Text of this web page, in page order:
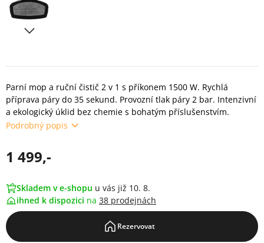
Parní mop a ruční čistič 2 v 1 s příkonem 1500 W. Rychlá
příprava páry do 35 sekund. Provozní tlak páry 2 bar. Intenzivní
a ekologický úklid bez chemie s bohatým příslušenstvím.
Podrobný popis
1 499,-
Skladem v e-shopu u vás již 10. 8.
ihned k dispozici na 38 prodejnách
Rezervovat